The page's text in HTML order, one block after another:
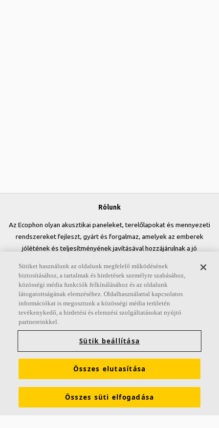
Rólunk
Az Ecophon olyan akusztikai paneleket, terelőlapokat és mennyezeti
rendszereket fejleszt, gyárt és forgalmaz, amelyek az emberek
jólétének és teljesítményének javításával hozzájárulnak a jó
people” minden tevékenységünkben központi szerepet játszik.
Kövessen minket
Hivatkozások
Akusztikai ismeretek Termékek Inspiráció és tudásanyag
Teljesítménynyilatkozat Az Ecophonról
Sütiket használunk az oldalunk megfelelő működésének
biztosításához, a tartalmak és hirdetések személyre szabásához,
közösségi média funkciók felkínálásához és az oldalunk
látogatottságának elemzéséhez. Oldalhasználattal kapcsolatos
információkat is megosztunk a közösségi média területén
tevékenykedő, a hirdetési és elemzési szolgáltatásokat nyújtó
partnereinkkel.
Sütik beállítása
Összes elutasítása
Összes süti elfogadása